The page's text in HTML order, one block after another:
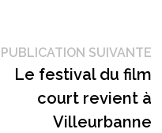
PUBLICATION SUIVANTE
Le festival du film
court revient à
Villeurbanne